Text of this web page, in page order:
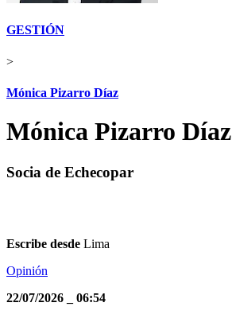
GESTIÓN
>
Mónica Pizarro Díaz
Mónica Pizarro Díaz
Socia de Echecopar
Escribe desde Lima
Opinión
22/07/2026
06:54